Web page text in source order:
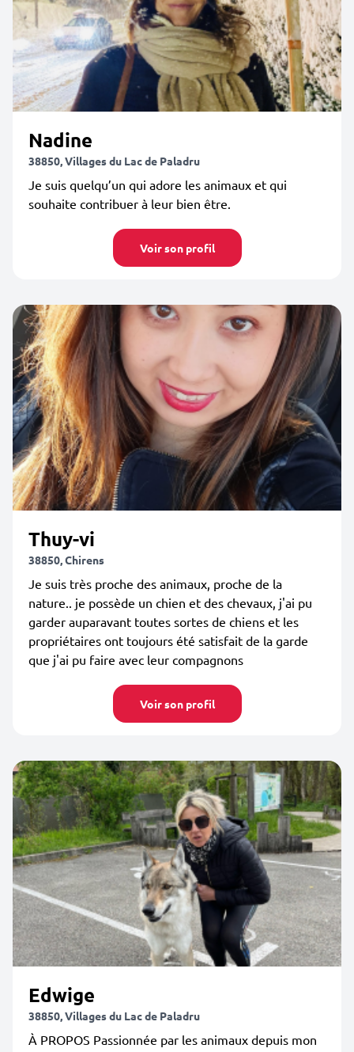
Nadine
38850, Villages du Lac de Paladru
Je suis quelqu’un qui adore les animaux et qui
souhaite contribuer à leur bien être.
Voir son profil
Thuy-vi
38850, Chirens
Je suis très proche des animaux, proche de la
nature.. je possède un chien et des chevaux, j'ai pu
garder auparavant toutes sortes de chiens et les
propriétaires ont toujours été satisfait de la garde
que j'ai pu faire avec leur compagnons
Voir son profil
Edwige
38850, Villages du Lac de Paladru
À PROPOS Passionnée par les animaux depuis mon